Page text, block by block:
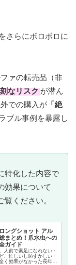
さらにボロボロに
ァの転売品（非
なリスク が潜ん
での購入が 「 絶
ブル事例を暴露し
特化した内容で
効果について
ください。
ングショット アル
まとめ！爪水虫への
ガイド
人前で素足になれない・
、忙しいし恥ずかしい・
く効果がなかった長年、